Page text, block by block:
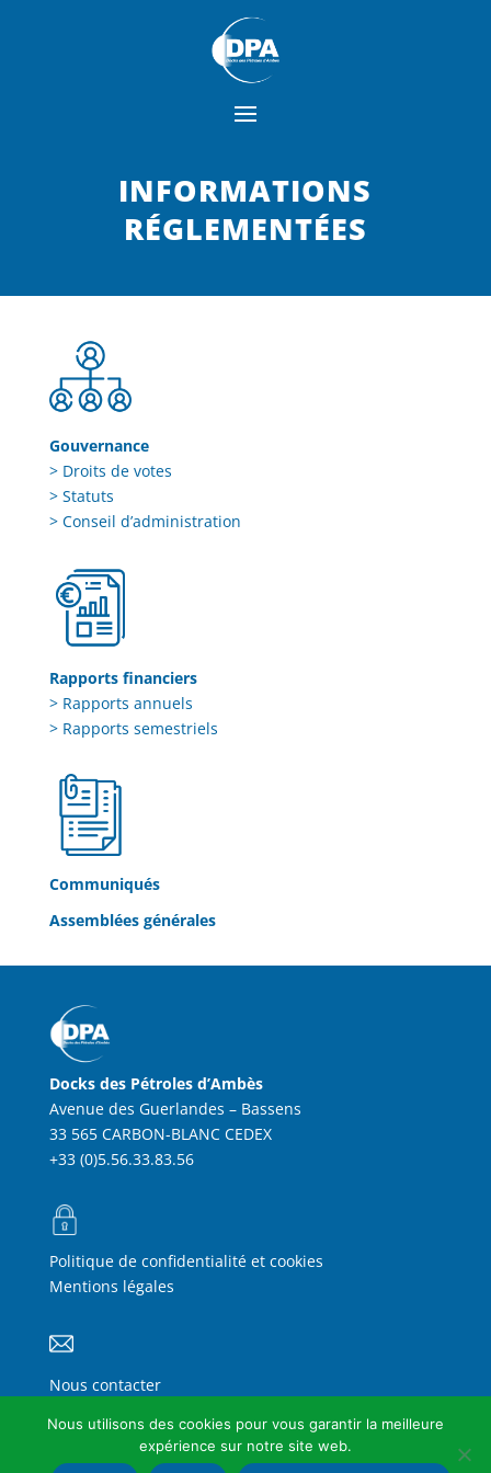
INFORMATIONS
RÉGLEMENTÉES
Gouvernance
> Droits de votes
> Statuts
> Conseil d’administration
Rapports financiers
> Rapports annuels
> Rapports semestriels
Communiqués
Assemblées générales
Docks des Pétroles d’Ambès
Avenue des Guerlandes – Bassens
33 565 CARBON-BLANC CEDEX
+33 (0)5.56.33.83.56
Politique de confidentialité et cookies
Mentions légales
Nous contacter
Agence web : 33 francs
Nous utilisons des cookies pour vous garantir la meilleure
expérience sur notre site web.